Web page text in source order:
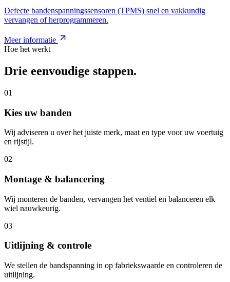
Defecte bandenspanningssensoren (TPMS) snel en vakkundig
vervangen of herprogrammeren.
Meer informatie
Hoe het werkt
Drie eenvoudige stappen.
01
Kies uw banden
Wij adviseren u over het juiste merk, maat en type voor uw voertuig
en rijstijl.
02
Montage & balancering
Wij monteren de banden, vervangen het ventiel en balanceren elk
wiel nauwkeurig.
03
Uitlijning & controle
We stellen de bandspanning in op fabriekswaarde en controleren de
uitlijning.